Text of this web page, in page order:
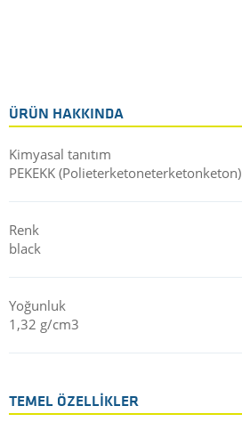
ÜRÜN HAKKINDA
Kimyasal tanıtım
PEKEKK (Polieterketoneterketonketon)
Renk
black
Yoğunluk
1,32 g/cm3
TEMEL ÖZELLIKLER